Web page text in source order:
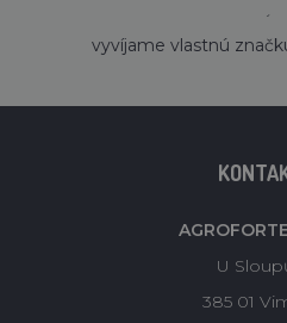
´
vyvíjame vlastnú
U
385 01